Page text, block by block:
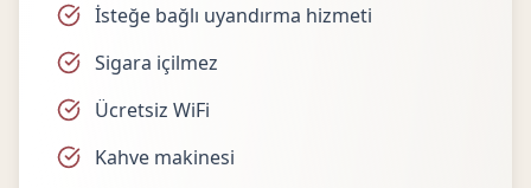
İsteğe bağlı uyandırma hizmeti
Sigara içilmez
Ücretsiz WiFi
Kahve makinesi